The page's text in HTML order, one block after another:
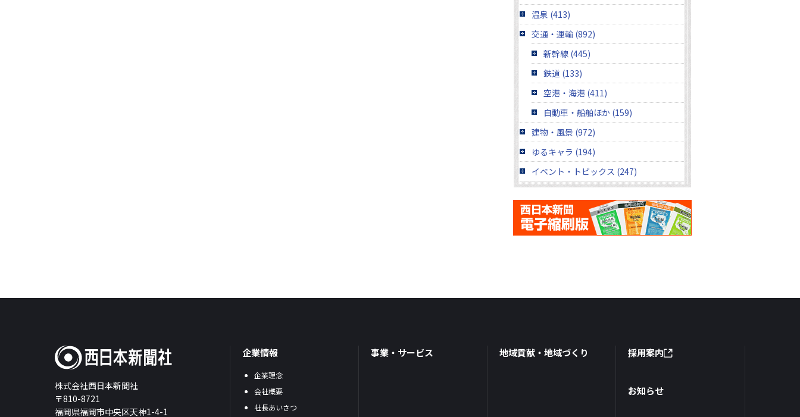
温泉 (413)
交通・運輸 (892)
新幹線 (445)
鉄道 (133)
空港・海港 (411)
自動車・船舶ほか (159)
建物・風景 (972)
ゆるキャラ (194)
イベント・トピックス (247)
株式会社西日本新聞社
〒810-8721
福岡県福岡市中央区天神1-4-1
企業情報
企業理念
会社概要
社長あいさつ
事業・サービス 地域貢献・地域づくり 採用案内
お知らせ